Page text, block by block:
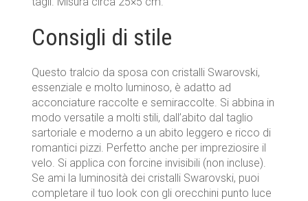
Consigli di stile
Questo tralcio da sposa con cristalli Swarovski,
essenziale e molto luminoso, è adatto ad
acconciature raccolte e semiraccolte. Si abbina in
modo versatile a molti stili, dall’abito dal taglio
sartoriale e moderno a un abito leggero e ricco di
romantici pizzi. Perfetto anche per impreziosire il
velo. Si applica con forcine invisibili (non incluse).
Se ami la luminosità dei cristalli Swarovski, puoi
completare il tuo look con gli orecchini punto luce